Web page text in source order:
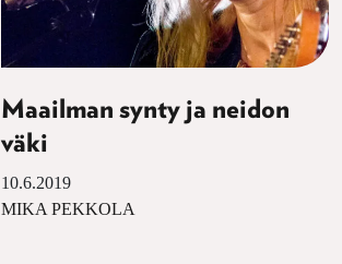
Maailman synty ja neidon
väki
10.6.2019
MIKA PEKKOLA